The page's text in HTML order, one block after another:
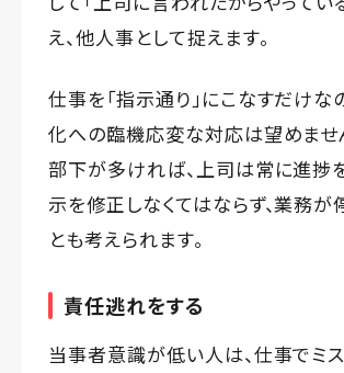
え、他人事として捉えます。
仕事を「指示通り」にこなすだけな
化への臨機応変な対応は望めませ
部下が多ければ、上司は常に進捗
示を修正しなくてはならず、業務が
とも考えられます。
責任逃れをする
当事者意識が低い人は、仕事でミ